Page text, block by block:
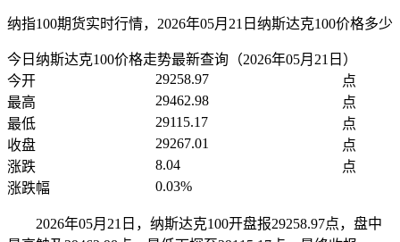
纳指100期货实时行情，2026年05月21日纳斯达克100价格多少
今日纳斯达克100价格走势最新查询（2026年05月21日）
今开
29258.97
点
最高
29462.98
点
最低
29115.17
点
收盘
29267.01
点
涨跌
8.04
点
涨跌幅
0.03%
2026年05月21日，纳斯达克100开盘报29258.97点，盘中